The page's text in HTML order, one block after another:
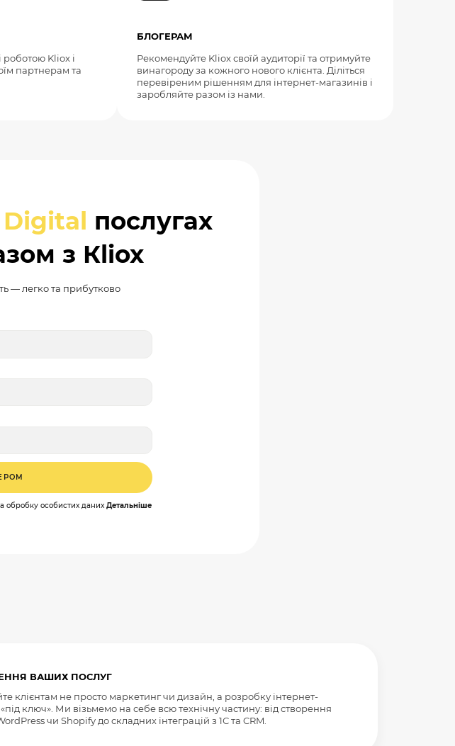
роботою Kliox і
партнерам та
БЛОГЕРАМ
Рекомендуйте Kliox своїй аудиторії та отримуйте
винагороду за кожного нового клієнта. Діліться
перевіреним рішенням для інтернет-магазинів і
заробляйте разом із нами.
Digital послугах
з Кliox
— легко та прибутково
обробку особистих даних Детальніше
ВАШИХ ПОСЛУГ
клієнтам не просто маркетинг чи дизайн, а розробку інтернет-
ключ». Ми візьмемо на себе всю технічну частину: від створення
чи Shopify до складних інтеграцій з 1С та CRM.